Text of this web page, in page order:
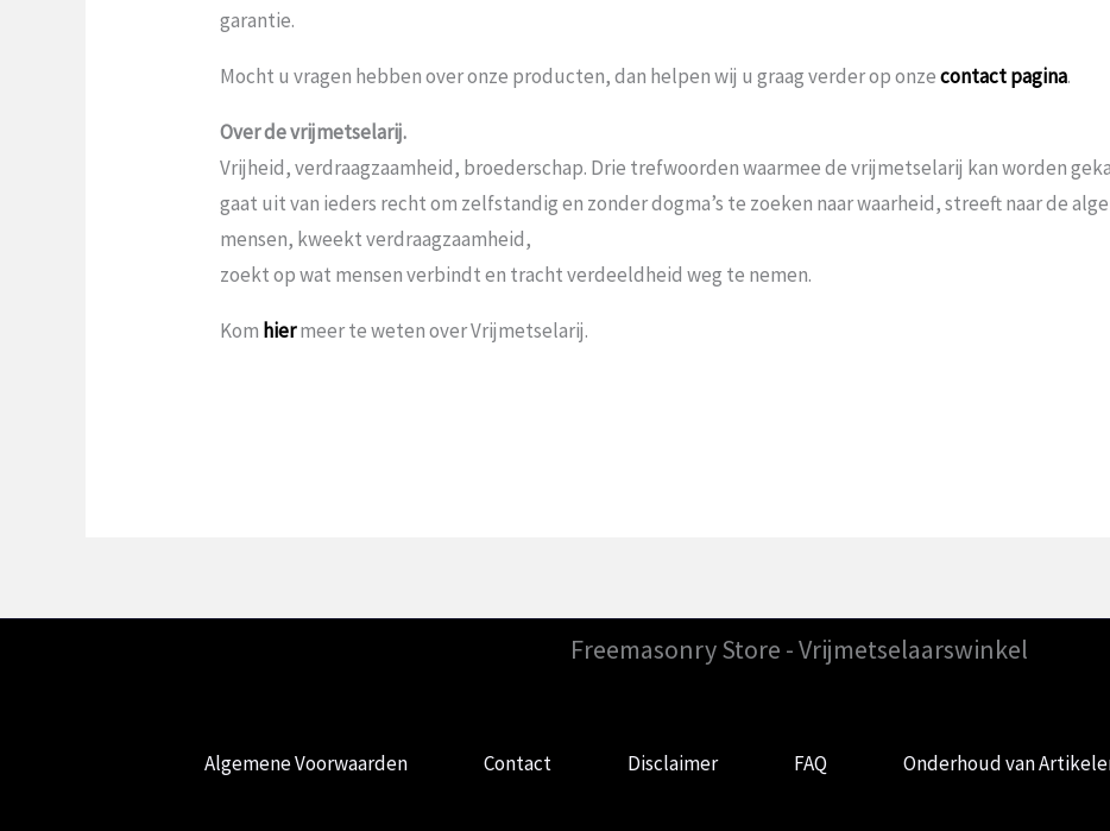
garantie.
Mocht u vragen hebben over onze producten, dan helpen wij u graag verder op onzecontact pagina.
Over de vrijmetselarij.
Vrijheid, verdraagzaamheid, broederschap. Drie trefwoorden waarmee de vrijmetselarij kan worden
gaat uit van ieders recht om zelfstandig en zonder dogma’s te zoeken naar waarheid, streeft naar de
mensen, kweekt verdraagzaamheid,
zoekt op wat mensen verbindt en tracht verdeeldheid weg te nemen.
Kom hiermeer te weten over Vrijmetselarij.
Freemasonry Store - Vrijmetselaarswinkel
Algemene Voorwaarden Contact Disclaimer FAQ Onderhoud van